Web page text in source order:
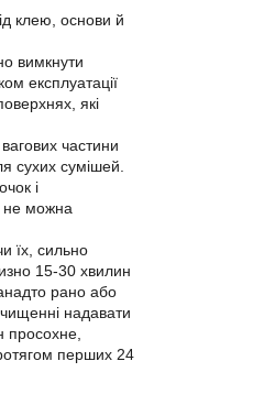
клею, основи й
вимкнути
експлуатації
які
частини
сухих сумішей.
і
не можна
їх, сильно
15-30 хвилин
рано або
надавати
просохне,
перших 24